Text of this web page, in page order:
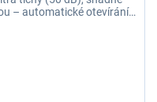
– automatické otevírání